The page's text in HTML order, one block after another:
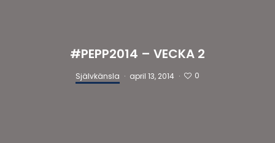
#PEPP2014 – VECKA 2
Självkänsla · april 13, 2014 · 0